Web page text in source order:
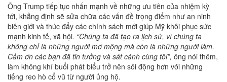
Ông Trump tiếp tục nhấn mạnh về những ưu tiên của nhiệm kỳ
tới, khẳng định sẽ sửa chữa các vấn đề trọng điểm như an ninh
biên giới và thúc đẩy các chính sách mới giúp Mỹ khôi phục sức
mạnh kinh tế, xã hội. “Chúng ta đã tạo ra lịch sử, vì chúng ta
không chỉ là những người mơ mộng mà còn là những người làm.
Cảm ơn các bạn đã tin tưởng và sát cánh cùng tôi”, ông nói thêm,
làm không khí buổi phát biểu trở nên sôi động hơn với những
tiếng reo hò cổ vũ từ người ủng hộ.